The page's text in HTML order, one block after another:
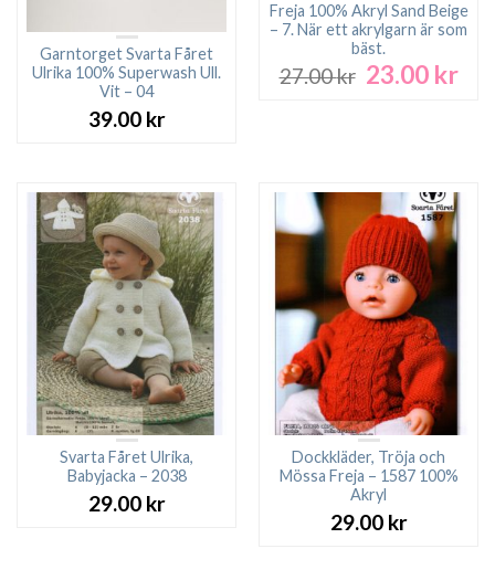
Garntorget Svarta Fåret
Ulrika 100% Superwash Ull.
Vit – 04
39.00 kr
Freja 100% Akryl Sand Beige
– 7. När ett akrylgarn är som
bäst.
27.00kr Det
23.00 krDet
Svarta Fåret Ulrika,
Babyjacka – 2038
29.00 kr
Dockkläder, Tröja och
Mössa Freja – 1587 100%
Akryl
29.00 kr